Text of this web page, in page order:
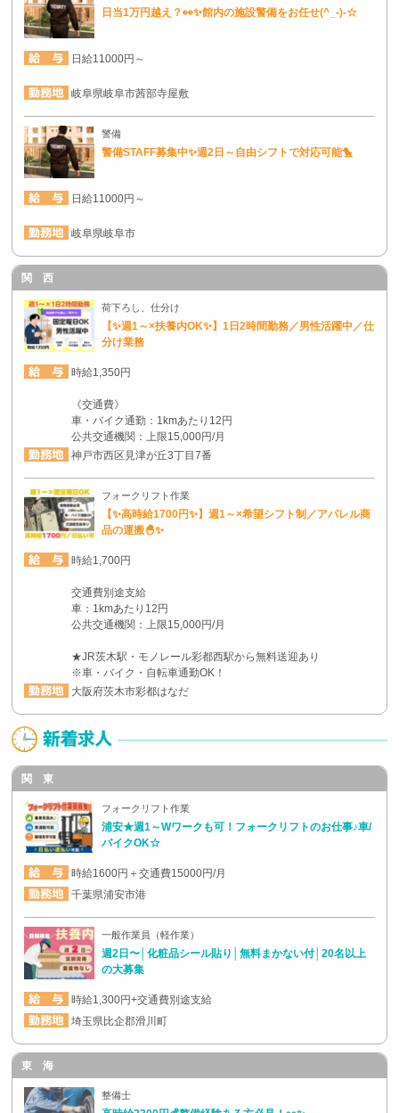
日当1万円越え？👀✨館内の施設警備をお任せ(^_-)-☆
日給11000円～
岐阜県岐阜市茜部寺屋敷
警備
警備STAFF募集中✨週2日～自由シフトで対応可能🐤
日給11000円～
岐阜県岐阜市
関 西
荷下ろし、仕分け
【✨週1～×扶養内OK✨】1日2時間勤務／男性活躍中／仕
分け業務
時給1,350円
《交通費》
車・バイク通勤：1kmあたり12円
公共交通機関：上限15,000円/月
神戸市西区見津が丘3丁目7番
フォークリフト作業
【✨高時給1700円✨】週1～×希望シフト制／アパレル商
品の運搬🐣✨
時給1,700円
交通費別途支給
車：1kmあたり12円
公共交通機関：上限15,000円/月
★JR茨木駅・モノレール彩都西駅から無料送迎あり
※車・バイク・自転車通勤OK！
大阪府茨木市彩都はなだ
関 東
フォークリフト作業
浦安★週1～Wワークも可！フォークリフトのお仕事♪車/
バイクOK☆
時給1600円＋交通費15000円/月
千葉県浦安市港
一般作業員（軽作業）
週2日〜│化粧品シール貼り│無料まかない付│20名以上
の大募集
時給1,300円+交通費別途支給
埼玉県比企郡滑川町
東 海
整備士